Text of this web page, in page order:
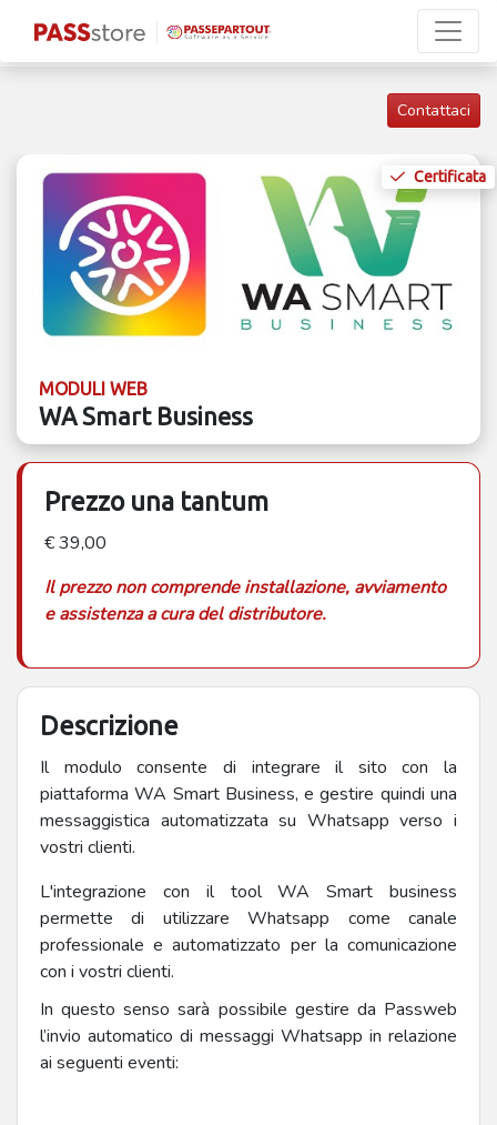
Contattaci
Certificata
MODULI WEB
WA Smart Business
Prezzo una tantum
€ 39,00
Il prezzo non comprende installazione, avviamento
e assistenza a cura del distributore.
Descrizione
Il modulo consente di integrare il sito con la
piattaforma WA Smart Business, e gestire quindi una
messaggistica automatizzata su Whatsapp verso i
vostri clienti.
L'integrazione con il tool WA Smart business
permette di utilizzare Whatsapp come canale
professionale e automatizzato per la comunicazione
con i vostri clienti.
In questo senso sarà possibile gestire da Passweb
l’invio automatico di messaggi Whatsapp in relazione
ai seguenti eventi: